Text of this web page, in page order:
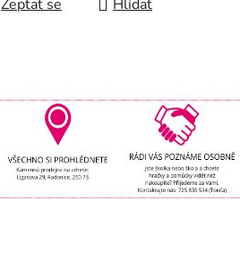
Zeptat se
Hlídat